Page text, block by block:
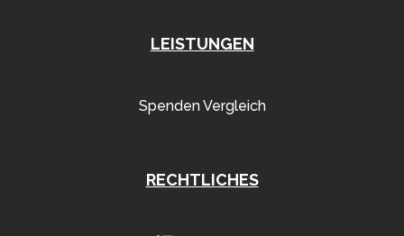
LEISTUNGEN
Spenden Vergleich
RECHTLICHES